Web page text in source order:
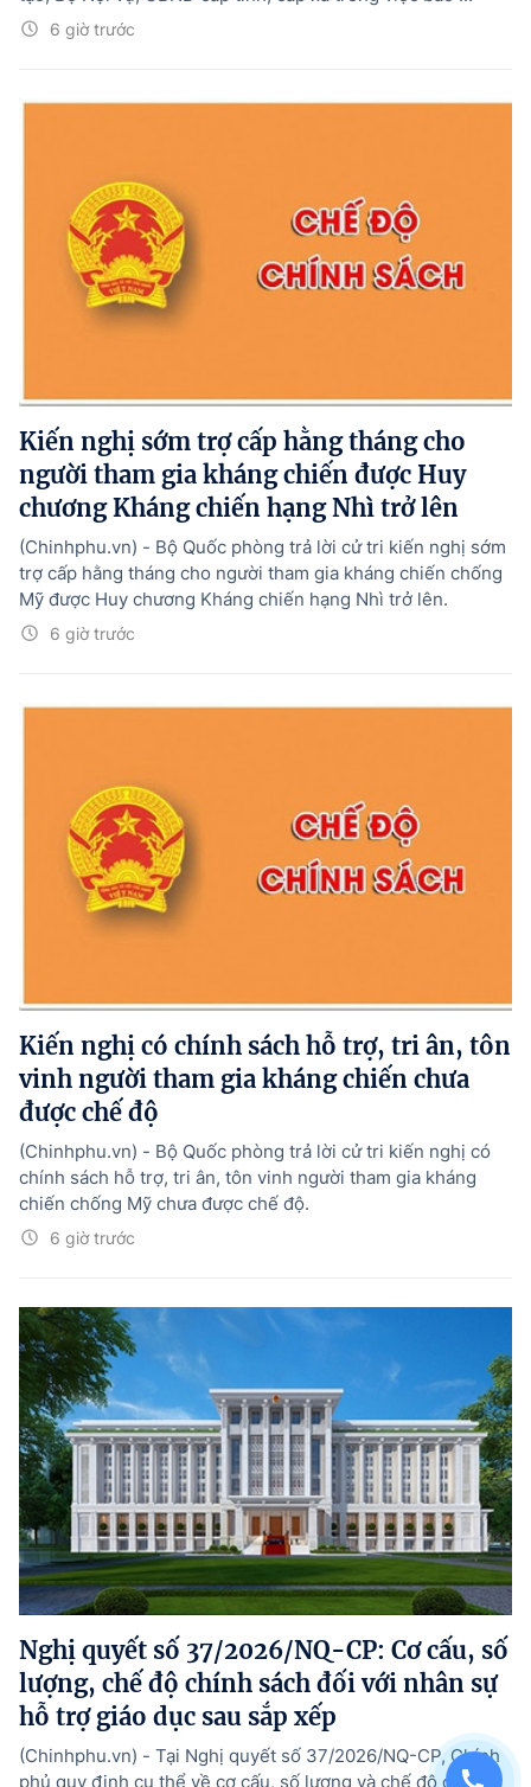
6 giờ trước
Kiến nghị sớm trợ cấp hằng tháng cho
người tham gia kháng chiến được Huy
chương Kháng chiến hạng Nhì trở lên
6 giờ trước
(Chinhphu.vn) - Bộ Quốc phòng trả lời cử tri kiến nghị sớm
trợ cấp hằng tháng cho người tham gia kháng chiến chống
Mỹ được Huy chương Kháng chiến hạng Nhì trở lên.
Kiến nghị có chính sách hỗ trợ, tri ân, tôn
vinh người tham gia kháng chiến chưa
được chế độ
6 giờ trước
(Chinhphu.vn) - Bộ Quốc phòng trả lời cử tri kiến nghị có
chính sách hỗ trợ, tri ân, tôn vinh người tham gia kháng
chiến chống Mỹ chưa được chế độ.
Nghị quyết số 37/2026/NQ-CP: Cơ cấu, số
lượng, chế độ chính sách đối với nhân sự
hỗ trợ giáo dục sau sắp xếp
(Chinhphu.vn) - Tại Nghị quyết số 37/2026/NQ-CP, Chính
phủ quy định cụ thể về cơ cấu, số lượng và chế độ chính